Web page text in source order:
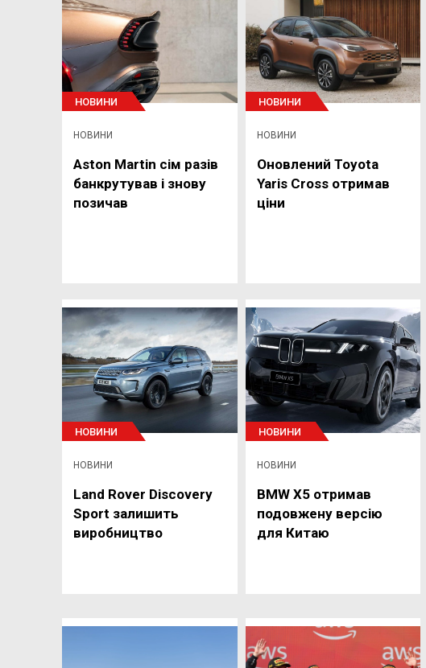
НОВИНИ
НОВИНИ
Aston Martin сім разів
банкрутував і знову
позичав
НОВИНИ
НОВИНИ
Оновлений Toyota
Yaris Cross отримав
ціни
НОВИНИ
НОВИНИ
Land Rover Discovery
Sport залишить
виробництво
НОВИНИ
НОВИНИ
BMW X5 отримав
подовжену версію
для Китаю